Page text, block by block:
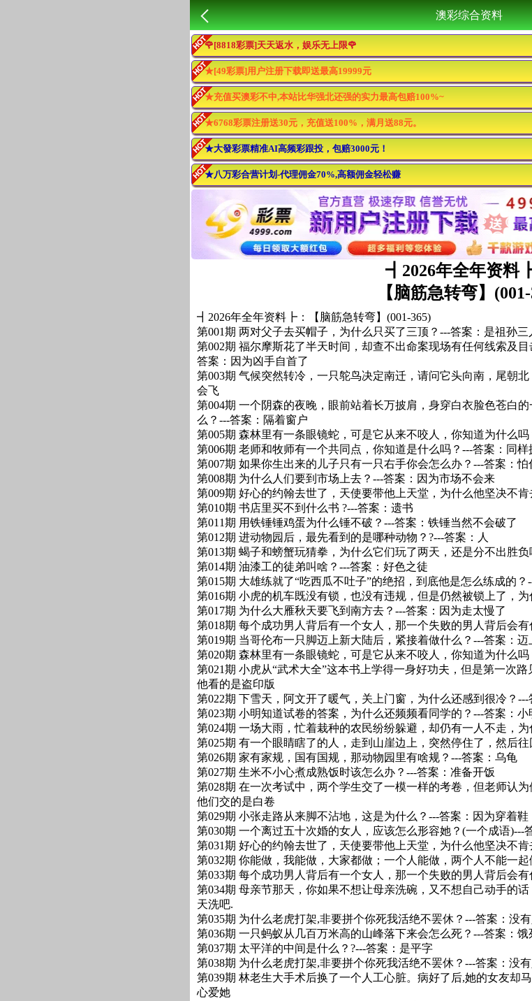
澳彩综合资料
🌹[8818彩票]天天返水，娱乐无上限🌹
★[49彩票]用户注册下载即送最高19999元
★充值买澳彩不中,本站比华强北还强的实力最高包赔100%~
★6768彩票注册送30元，充值送100%，满月送88元。
★大發彩票精准AI高频彩跟投，包赔3000元！
★八万彩合营计划-代理佣金70%,高额佣金轻松赚
┫ 2026年全年资料
【脑筋急转弯】
┫2026年全年资料┣：【脑筋急转弯】(001-365)
第001期 两对父子去买帽子，为什么只买了三顶？---答案：是祖孙三
第002期 福尔摩斯花了半天时间，却查不出命案现场有任何线索及
答案：因为凶手自首了
第003期 气候突然转冷，一只鸵鸟决定南迁，请问它头向南，尾朝
会飞
第004期 一个阴森的夜晚，眼前站着长万披肩，身穿白衣脸色苍白
么？---答案：隔着窗户
第005期 森林里有一条眼镜蛇，可是它从来不咬人，你知道为什么
第006期 老师和牧师有一个共同点，你知道是什么吗？---答案：同
第007期 如果你生出来的儿子只有一只右手你会怎么办？---答案：
第008期 为什么人们要到市场上去？---答案：因为市场不会来
第009期 好心的约翰去世了，天使要带他上天堂，为什么他坚决不
第010期 书店里买不到什么书 ?---答案：遗书
第011期 用铁锤锤鸡蛋为什么锤不破？---答案：铁锤当然不会破了
第012期 进动物园后，最先看到的是哪种动物？?---答案：人
第013期 蝎子和螃蟹玩猜拳，为什么它们玩了两天，还是分不出胜
第014期 油漆工的徒弟叫啥？---答案：好色之徒
第015期 大雄练就了“吃西瓜不吐子”的绝招，到底他是怎么练成的
第016期 小虎的机车既没有锁，也没有违规，但是仍然被锁上了，
第017期 为什么大雁秋天要飞到南方去？---答案：因为走太慢了
第018期 每个成功男人背后有一个女人，那一个失败的男人背后会
第019期 当哥伦布一只脚迈上新大陆后，紧接着做什么？---答案：迈
第020期 森林里有一条眼镜蛇，可是它从来不咬人，你知道为什么
第021期 小虎从“武术大全”这本书上学得一身好功夫，但是第一次
他看的是盗印版
第022期 下雪天，阿文开了暖气，关上门窗，为什么还感到很冷？
第023期 小明知道试卷的答案，为什么还频频看同学的？---答案：小
第024期 一场大雨，忙着栽种的农民纷纷躲避，却仍有一人不走，为
第025期 有一个眼睛瞎了的人，走到山崖边上，突然停住了，然后
第026期 家有家规，国有国规，那动物园里有啥规？---答案：乌龟
第027期 生米不小心煮成熟饭时该怎么办？---答案：准备开饭
第028期 在一次考试中，两个学生交了一模一样的考卷，但老师认
他们交的是白卷
第029期 小张走路从来脚不沾地，这是为什么？---答案：因为穿着鞋
第030期 一个离过五十次婚的女人，应该怎么形容她？(一个成语)---
第031期 好心的约翰去世了，天使要带他上天堂，为什么他坚决不
第032期 你能做，我能做，大家都做；一个人能做，两个人不能一
第033期 每个成功男人背后有一个女人，那一个失败的男人背后会
第034期 母亲节那天，你如果不想让母亲洗碗，又不想自己动手的
天洗吧.
第035期 为什么老虎打架,非要拼个你死我活绝不罢休？---答案：没
第036期 一只蚂蚁从几百万米高的山峰落下来会怎么死？---答案：饿
第037期 太平洋的中间是什么？?---答案：是平字
第038期 为什么老虎打架,非要拼个你死我活绝不罢休？---答案：没
第039期 林老生大手术后换了一个人工心脏。病好了后,她的女友却
心爱她